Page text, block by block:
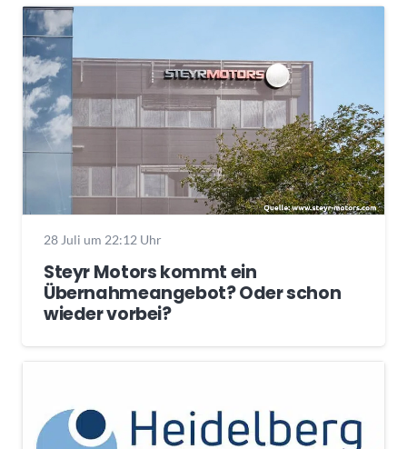
28 Juli um 22:12 Uhr
Steyr Motors kommt ein
Übernahmeangebot? Oder schon
wieder vorbei?